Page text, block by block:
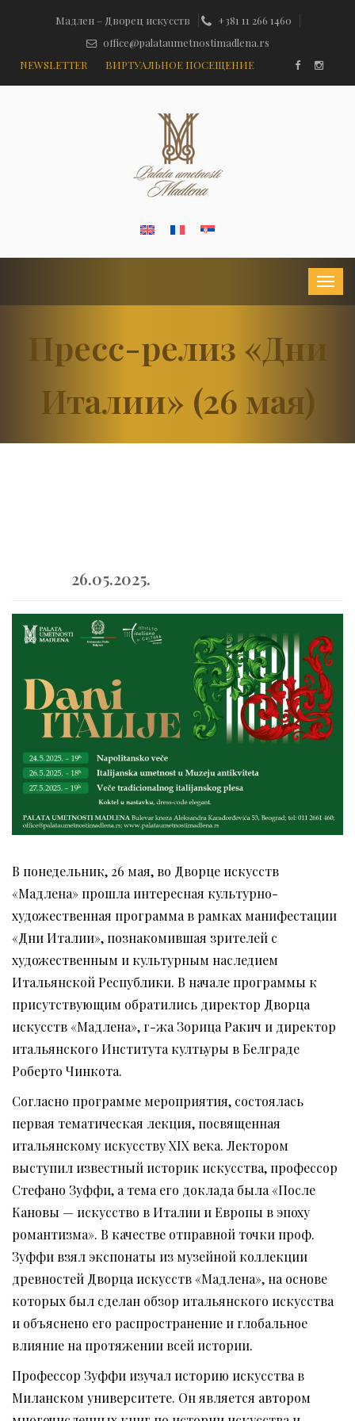
Мадлен – Дворец искусств
+381 11 266 1460
office@palataumetnostimadlena.rs
NEWSLETTER
ВИРТУАЛЬНОЕ ПОСЕЩЕНИЕ
Пресс-релиз «Дни
Италии» (26 мая)
26.05.2025.
В понедельник, 26 мая, во Дворце искусств
«Мадлена» прошла интересная культурно-
художественная программа в рамках манифестации
«Дни Италии», познакомившая зрителей с
художественным и культурным наследием
Итальянской Республики. В начале программы к
присутствующим обратились директор Дворца
искусств «Мадлена», г-жа Зорица Ракич и директор
итальянского Института култьуры в Белграде
Роберто Чинкота.
Согласно программе мероприятия, состоялась
первая тематическая лекция, посвященная
итальянскому искусству XIX века. Лектором
выступил известный историк искусства, профессор
Стефано Зуффи, а тема его доклада была «После
Кановы — искусство в Италии и Европы в эпоху
романтизма». В качестве отправной точки проф.
Зуффи взял экспонаты из музейной коллекции
древностей Дворца искусств «Мадлена», на основе
которых был сделан обзор итальянского искусства
и объяснено его распространение и глобальное
влияние на протяжении всей истории.
Профессор Зуффи изучал историю искусства в
Миланском университете. Он является автором